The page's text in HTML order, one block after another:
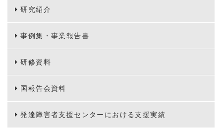
研究紹介
事例集・事業報告書
研修資料
国報告会資料
発達障害者支援センターにおける支援実績